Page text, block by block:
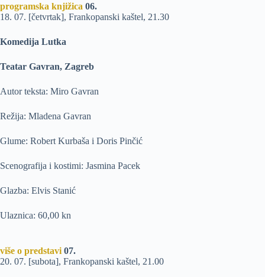
programska knjižica 06.
18. 07. [četvrtak], Frankopanski kaštel, 21.30
Komedija Lutka
Teatar Gavran, Zagreb
Autor teksta: Miro Gavran
Režija: Mladena Gavran
Glume: Robert Kurbaša i Doris Pinčić
Scenografija i kostimi: Jasmina Pacek
Glazba: Elvis Stanić
Ulaznica: 60,00 kn
više o predstavi 07.
20. 07. [subota], Frankopanski kaštel, 21.00